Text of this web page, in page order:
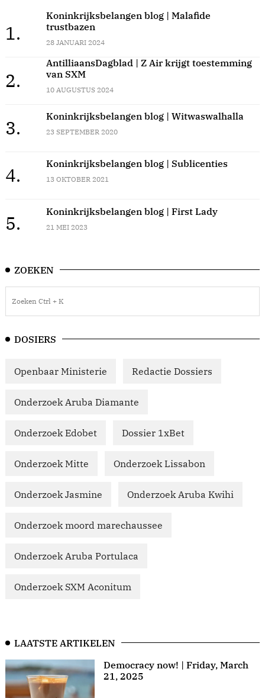
1.
Koninkrijksbelangen blog | Malafide
trustbazen
28 JANUARI 2024
2.
AntilliaansDagblad | Z Air krijgt toestemming
van SXM
10 AUGUSTUS 2024
3.
Koninkrijksbelangen blog | Witwaswalhalla
23 SEPTEMBER 2020
4.
Koninkrijksbelangen blog | Sublicenties
13 OKTOBER 2021
5.
Koninkrijksbelangen blog | First Lady
21 MEI 2023
ZOEKEN
DOSIERS
Openbaar Ministerie Redactie Dossiers
Onderzoek Aruba Diamante
Onderzoek Edobet Dossier 1xBet
Onderzoek Mitte Onderzoek Lissabon
Onderzoek Jasmine Onderzoek Aruba Kwihi
Onderzoek moord marechaussee
Onderzoek Aruba Portulaca
Onderzoek SXM Aconitum
LAATSTE ARTIKELEN
Democracy now! | Friday, March
21, 2025